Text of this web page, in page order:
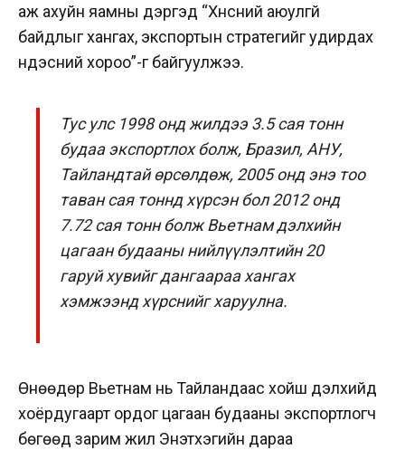
аж ахуйн яамны дэргэд “Хүнсний аюулгүй
байдлыг хангах, экспортын стратегийг удирдах
үндэсний хороо”-г байгуулжээ.
Тус улс 1998 онд жилдээ 3.5 сая тонн
будаа экспортлох болж, Бразил, АНУ,
Тайландтай өрсөлдөж, 2005 онд энэ тоо
таван сая тоннд хүрсэн бол 2012 онд
7.72 сая тонн болж Вьетнам дэлхийн
цагаан будааны нийлүүлэлтийн 20
гаруй хувийг дангаараа хангах
хэмжээнд хүрснийг харуулна.
Өнөөдөр Вьетнам нь Тайландаас хойш дэлхийд
хоёрдугаарт ордог цагаан будааны экспортлогч
бөгөөд зарим жил Энэтхэгийн дараа